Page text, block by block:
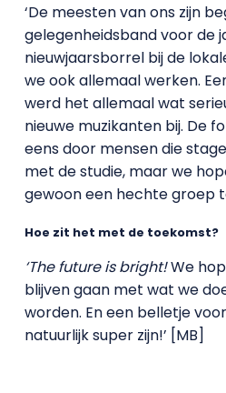
‘De meesten van ons zijn
gelegenheidsband voor de
nieuwjaarsborrel bij de
we ook allemaal werken.
werd het allemaal wat
nieuwe muzikanten bij. De
eens door mensen die
met de studie, maar we
gewoon een hechte groep
Hoe zit het met de toekomst?
‘The future is bright!We
blijven gaan met wat we
worden. En een belletje
natuurlijk super zijn!’ [MB]